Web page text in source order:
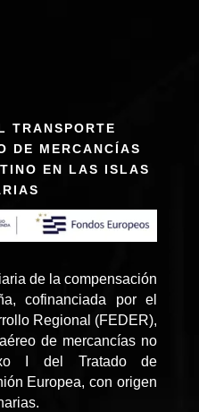
TRANSPORTE
DE MERCANCÍAS
EN LAS ISLAS
de la compensación
cofinanciada por el
Regional (FEDER),
de mercancías no
I del Tratado de
Europea, con origen